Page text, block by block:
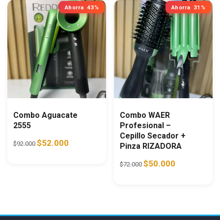
Ahorra 43%
Combo Aguacate
2555
$92.000 Original price was: $92.000.
$52.000 Current price is: $52.000.
Ahorra 31%
Combo WAER
Profesional –
Cepillo Secador +
Pinza RIZADORA
$72.000 Original price was:
$50.000